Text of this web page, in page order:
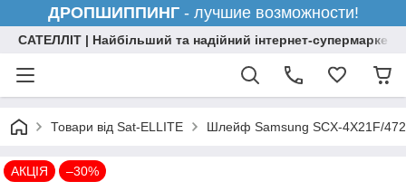
ДРОПШИППИНГ- лучшие возможности!
САТЕЛЛІТ | Найбільший та надійний інтернет-супермаркет
Товари від Sat-ELLITE Шлейф Samsung SCX-4X21F/
АКЦІЯ –30%